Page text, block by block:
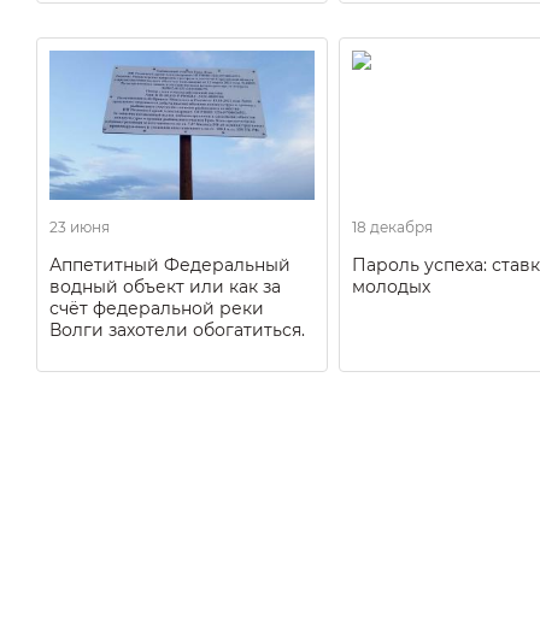
23 июня
Аппетитный Федеральный
водный объект или как за
счёт федеральной реки
Волги захотели обогатиться.
18 декабря
Пароль успеха:
молодых